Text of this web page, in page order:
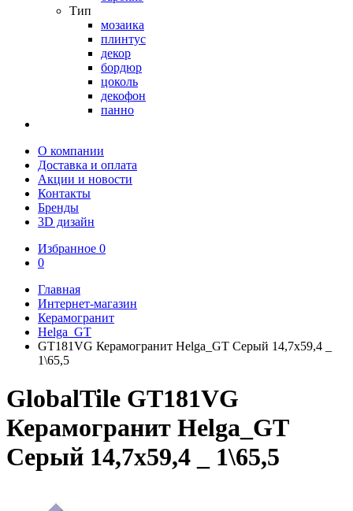
Тип
мозаика
плинтус
декор
бордюр
цоколь
декофон
панно
О компании
Доставка и оплата
Акции и новости
Контакты
Бренды
3D дизайн
Избранное 0
0
Главная
Интернет-магазин
Керамогранит
Helga_GT
GT181VG Керамогранит Helga_GT Серый 14,7x59,4 _
1\65,5
GlobalTile GT181VG
Керамогранит Helga_GT
Серый 14,7x59,4 _ 1\65,5